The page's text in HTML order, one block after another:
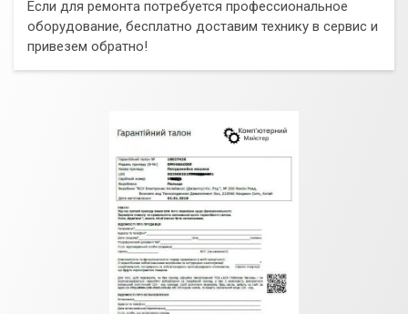
Если для ремонта потребуется профессиональное
оборудование, бесплатно доставим технику в сервис и
привезем обратно!